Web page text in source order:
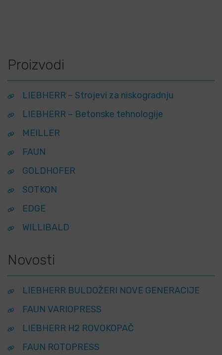
Proizvodi
LIEBHERR – Strojevi za niskogradnju
LIEBHERR – Betonske tehnologije
MEILLER
FAUN
GOLDHOFER
SOTKON
EDGE
WILLIBALD
Novosti
LIEBHERR BULDOŽERI NOVE GENERACIJE
FAUN VARIOPRESS
LIEBHERR H2 ROVOKOPAČ
FAUN ROTOPRESS